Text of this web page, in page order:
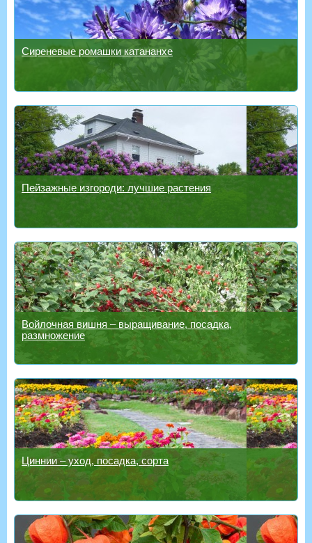
Сиреневые ромашки катананхе
Пейзажные изгороди: лучшие растения
Войлочная вишня – выращивание, посадка,
размножение
Циннии – уход, посадка, сорта